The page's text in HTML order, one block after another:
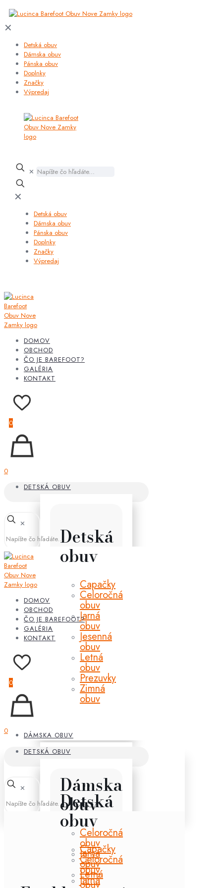
✕
Detská obuv
Dámska obuv
Pánska obuv
Doplnky
Značky
Výpredaj
✕
✕
Detská obuv
Dámska obuv
Pánska obuv
Doplnky
Značky
Výpredaj
DOMOV
OBCHOD
ČO JE BAREFOOT?
GALÉRIA
KONTAKT
0
0
DETSKÁ OBUV
Detská
obuv
Capačky
Celoročná
obuv
Jarná
obuv
Jesenná
obuv
Letná
obuv
Prezuvky
Zimná
obuv
DÁMSKA OBUV
Dámska
obuv
Celoročná
obuv
Jarná
obuv
Letná
obuv
✕
DOMOV
OBCHOD
ČO JE BAREFOOT?
GALÉRIA
KONTAKT
0
0
DETSKÁ OBUV
Detská
obuv
Capačky
Celoročná
obuv
Jarná
✕